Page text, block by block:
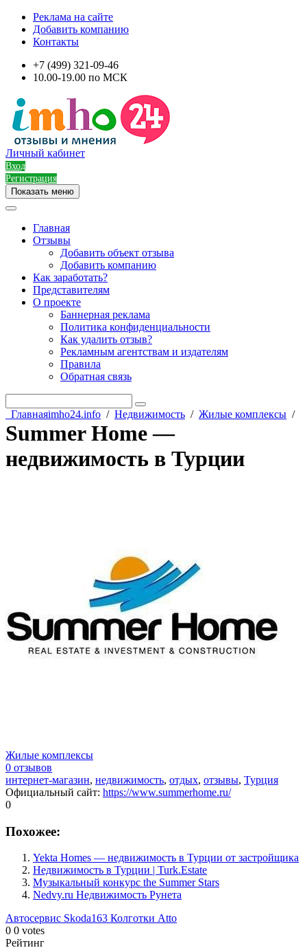
Реклама на сайте
Добавить компанию
Контакты
+7 (499) 321-09-46
10.00-19.00 по МСК
Личный кабинет
Вход
Регистрация
Показать меню
Главная
Отзывы
Добавить объект отзыва
Добавить компанию
Как заработать?
Представителям
О проекте
Баннерная реклама
Политика конфиденциальности
Как удалить отзыв?
Рекламным агентствам и издателям
Правила
Обратная связь
Главнаяimho24.info / Недвижимость / Жилые комплексы /
Summer Home —
недвижимость в Турции
Жилые комплексы
0 отзывов
интернет-магазин, недвижимость, отдых, отзывы, Турция
Официальный сайт: https://www.summerhome.ru/
0
Похожее:
Yekta Homes — недвижимость в Турции от застройщика
Недвижимость в Турции | Turk.Estate
Музыкальный конкурс the Summer Stars
Nedvy.ru Недвижимость Рунета
Автосервис Skoda163 Колготки Atto
0 0 votes
Рейтинг